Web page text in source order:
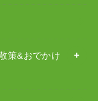
策&おでかけ